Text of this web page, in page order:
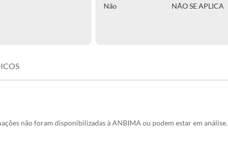
Não NÃO SE APLICA
não foram disponibilizadas à ANBIMA ou podem estar em análise.